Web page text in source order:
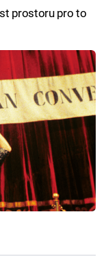
prostoru pro to